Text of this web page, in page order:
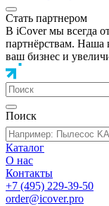
Стать партнером
В iCover мы всегда
партнёрствам. Наша
ваш бизнес и
Поиск
Каталог
О нас
Контакты
+7 (495) 229-39-50
order@icover.pro